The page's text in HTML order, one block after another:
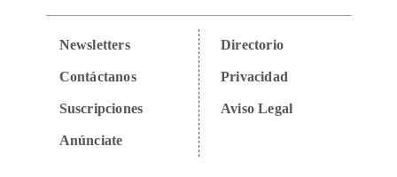
Newsletters
Contáctanos
Suscripciones
Anúnciate
Directorio
Privacidad
Aviso Legal